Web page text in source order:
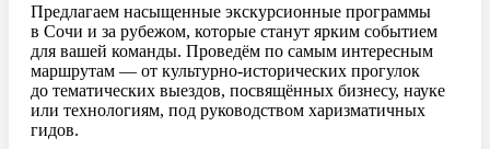
Предлагаем насыщенные экскурсионные программы
в Сочи и за рубежом, которые станут ярким событием
для вашей команды. Проведём по самым интересным
маршрутам — от культурно-исторических прогулок
до тематических выездов, посвящённых бизнесу, науке
или технологиям, под руководством харизматичных
гидов.